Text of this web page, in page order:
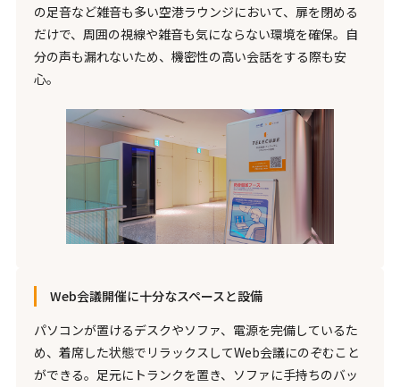
の足音など雑音も多い空港ラウンジにおいて、扉を閉める
だけで、周囲の視線や雑音も気にならない環境を確保。自
分の声も漏れないため、機密性の高い会話をする際も安
心。
Web会議開催に十分なスペースと設備
パソコンが置けるデスクやソファ、電源を完備しているた
め、着席した状態でリラックスしてWeb会議にのぞむこと
ができる。足元にトランクを置き、ソファに手持ちのバッ